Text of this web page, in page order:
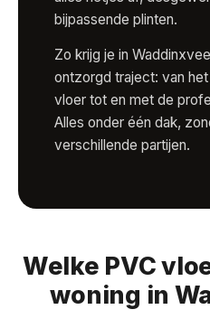
bijpassende plinten.
Zo krijg je in
ontzorgd traject: van
vloer tot en met de
Alles onder één dak,
verschillende partijen.
Welke PVC
woning in